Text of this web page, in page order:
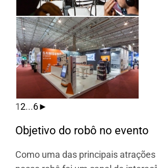
12...6►
Objetivo do robô no evento
Como uma das principais